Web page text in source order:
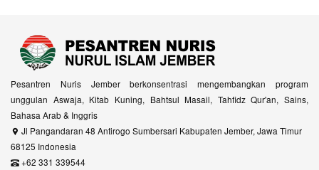
Pesantren Nuris Jember berkonsentrasi mengembangkan program
unggulan Aswaja, Kitab Kuning, Bahtsul Masail, Tahfidz Qur'an, Sains,
Bahasa Arab & Inggris
Jl Pangandaran 48 Antirogo Sumbersari Kabupaten Jember, Jawa Timur
68125 Indonesia
+62 331 339544